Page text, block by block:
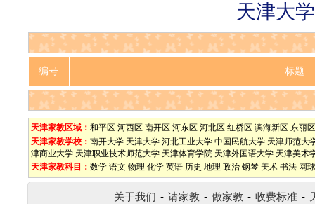
天津大
编号 标题
天津家教区域： 和平区 河西区 南开区 河东区 河北区 红桥区 滨海新区 东丽区
天津家教学校： 南开大学 天津大学 河北工业大学 中国民航大学 天津师范大
津商业大学 天津职业技术师范大学 天津体育学院 天津外国语大学 天津美术
天津家教科目： 数学 语文 物理 化学 英语 历史 地理 政治 钢琴 美术 书法 网球
关于我们 - 请家教 - 做家教 - 收费标准 -